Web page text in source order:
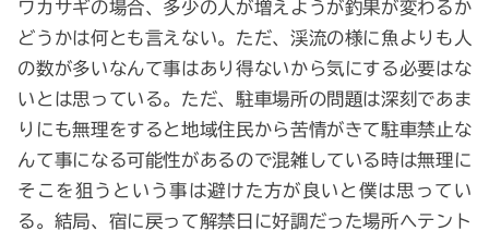
ワカサギの場合、多少の人が増えようが釣果が変わるか
どうかは何とも言えない。ただ、渓流の様に魚よりも人
の数が多いなんて事はあり得ないから気にする必要はな
いとは思っている。ただ、駐車場所の問題は深刻であま
りにも無理をすると地域住民から苦情がきて駐車禁止な
んて事になる可能性があるので混雑している時は無理に
そこを狙うという事は避けた方が良いと僕は思ってい
る。結局、宿に戻って解禁日に好調だった場所へテント